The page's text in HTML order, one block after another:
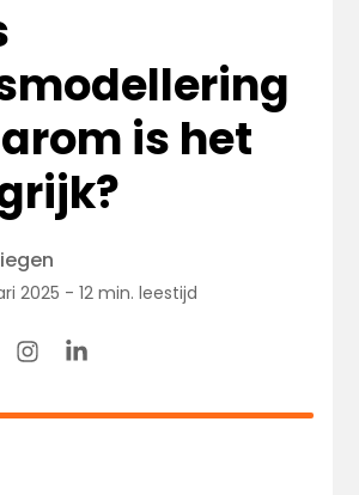
is het
2025 - 12 min. leestijd